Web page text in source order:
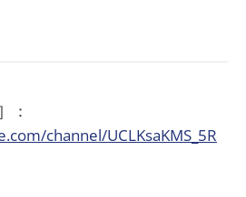
：
channel/UCLKsaKMS_5R